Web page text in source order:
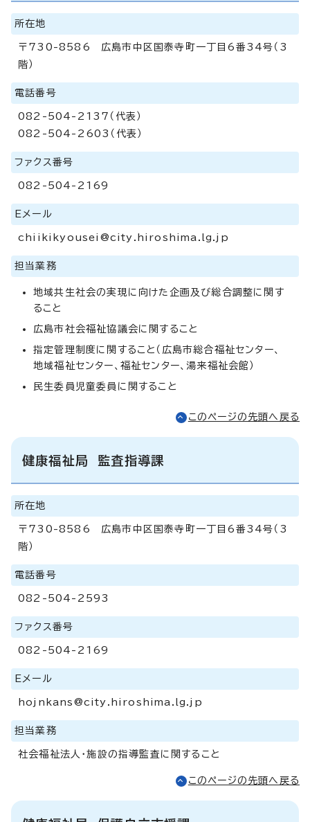
所在地
〒730-8586 広島市中区国泰寺町一丁目6番34号（3
階）
電話番号
082-504-2137（代表）
082-504-2603（代表）
ファクス番号
082-504-2169
Eメール
chiikikyousei@city.hiroshima.lg.jp
担当業務
地域共生社会の実現に向けた企画及び総合調整に関す
ること
広島市社会福祉協議会に関すること
指定管理制度に関すること（広島市総合福祉センター、
地域福祉センター、福祉センター、湯来福祉会館）
民生委員児童委員に関すること
このページの先頭へ戻る
健康福祉局 監査指導課
所在地
〒730-8586 広島市中区国泰寺町一丁目6番34号（3
階）
電話番号
082-504-2593
ファクス番号
082-504-2169
Eメール
hojnkans@city.hiroshima.lg.jp
担当業務
社会福祉法人・施設の指導監査に関すること
このページの先頭へ戻る